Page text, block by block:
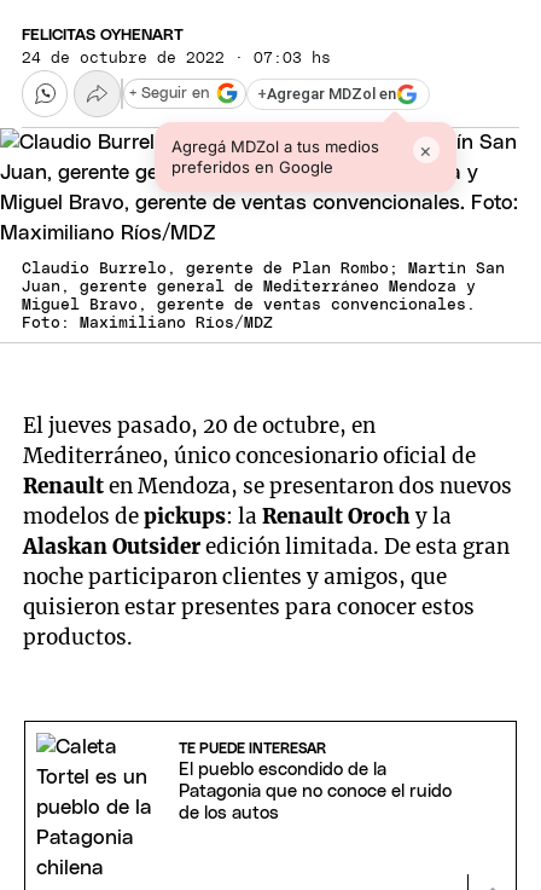
FELICITAS OYHENART
24 de octubre de 2022 · 07:03 hs
+Agregar MDZol en
Agregá MDZol a tus medios
preferidos en Google
×
+ Seguir en
Claudio Burrelo, gerente de Plan Rombo; Martín San
Juan, gerente general de Mediterráneo Mendoza y
Miguel Bravo, gerente de ventas convencionales.
Foto: Maximiliano Ríos/MDZ
El jueves pasado, 20 de octubre, en
Mediterráneo, único concesionario oficial de
Renaulten Mendoza, se presentaron dos nuevos
modelos depickups: laRenault Orochy la
Alaskan Outsideredición limitada. De esta gran
noche participaron clientes y amigos, que
quisieron estar presentes para conocer estos
productos.
TE PUEDE INTERESAR
El pueblo escondido de la
Patagonia que no conoce el ruido
de los autos